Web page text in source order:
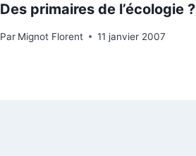
Des primaires de l’écologie ?
Par Mignot Florent 11 janvier 2007